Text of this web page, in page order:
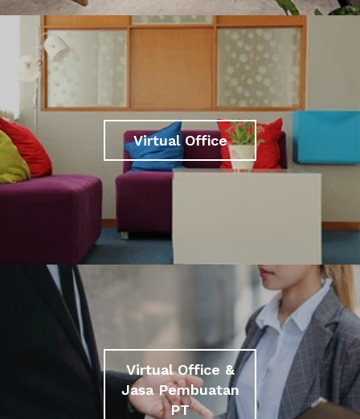
Virtual Office
Virtual Office &
Jasa Pembuatan
PT